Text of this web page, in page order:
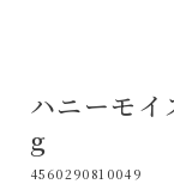
ハニーモ
g
4560290810049